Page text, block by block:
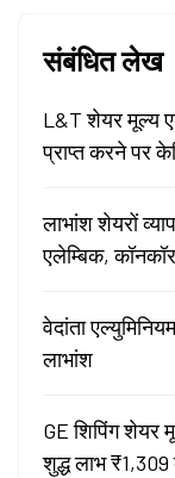
संबंधित लेख
L&T शेयर मूल्य
प्राप्त करने पर
लाभांश शेयरों
एलेम्बिक,
वेदांता
लाभांश
GE शिपिंग शेयर
शुद्ध लाभ